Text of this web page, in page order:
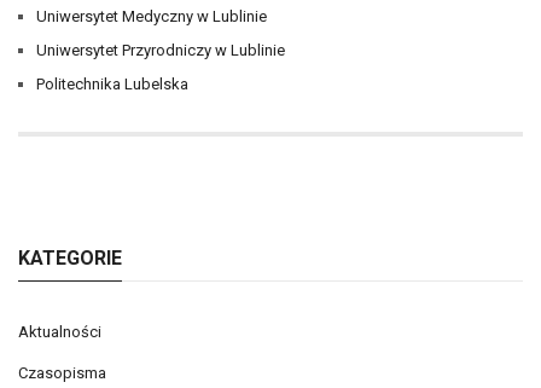
Uniwersytet Medyczny w Lublinie
Uniwersytet Przyrodniczy w Lublinie
Politechnika Lubelska
KATEGORIE
Aktualności
Czasopisma